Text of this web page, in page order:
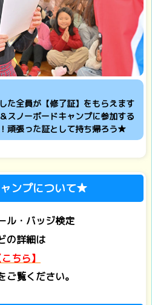
た全員が【修了証】をもらえます
スノーボードキャンプに参加する
頑張った証として持ち帰ろう★
ンプについて★
ル・バッジ検定
の詳細は
こちら】
ご覧ください。